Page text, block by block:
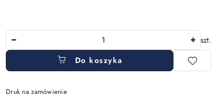
szt.
Do koszyka
Druk na zamówienie